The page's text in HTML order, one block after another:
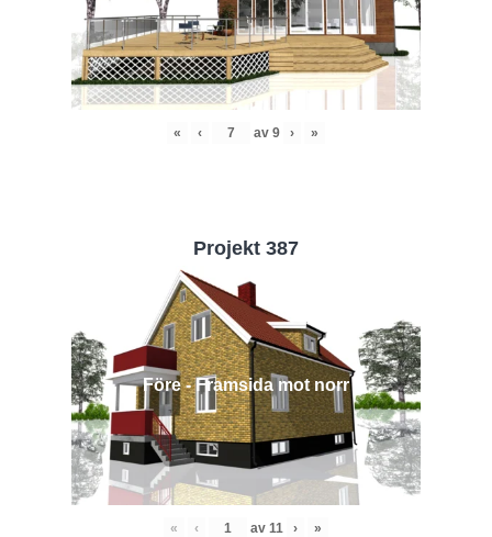
« ‹ av 9 › »
Projekt 387
Före - Framsida mot norr
« ‹ av 11 › »